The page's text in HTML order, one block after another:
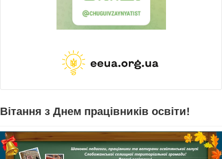
Вітання з Днем працівників освіти!